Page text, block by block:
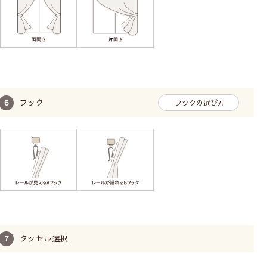
フック フックの選び方
タッセル選択